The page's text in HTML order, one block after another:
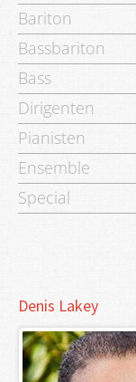
Bariton
Bassbariton
Bass
Dirigenten
Pianisten
Ensemble
Special
Denis Lakey